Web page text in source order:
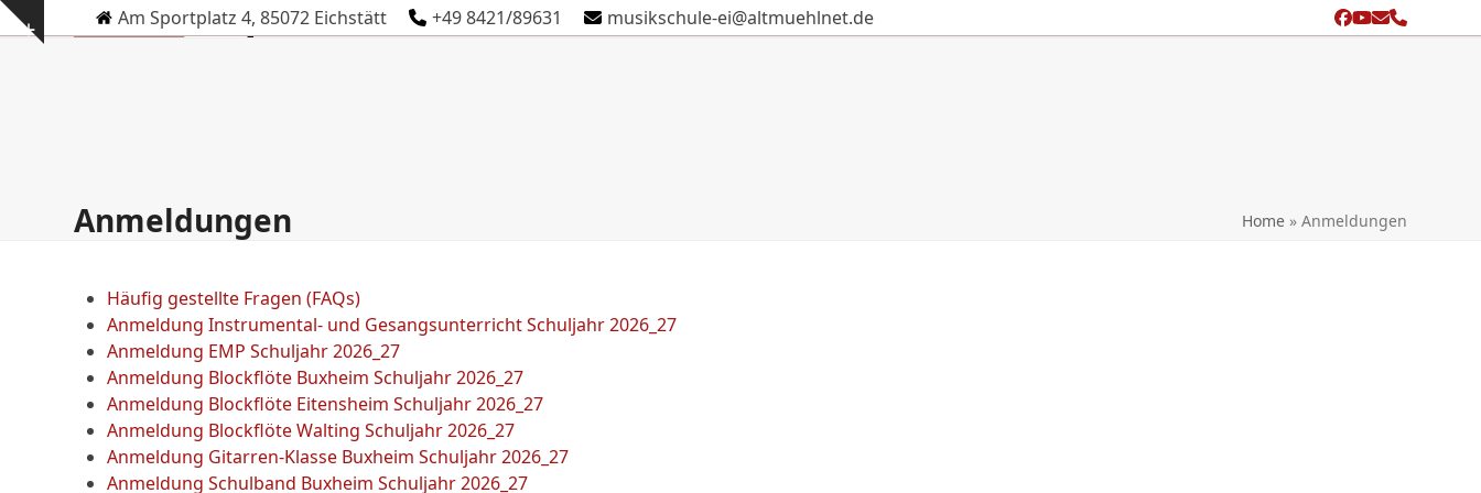
Skip
toShow
Am Sportplatz 4, 85072 Eichstätt +49 8421/89631 musikschule-ei@altmuehlnet.de Facebook
YouTube
EmailPhone
Anmeldungen Home» Anmeldungen
Häufig gestellte Fragen (FAQs)
Anmeldung Instrumental- und Gesangsunterricht Schuljahr 2026_27
Anmeldung EMP Schuljahr 2026_27
Anmeldung Blockflöte Buxheim Schuljahr 2026_27
Anmeldung Blockflöte Eitensheim Schuljahr 2026_27
Anmeldung Blockflöte Walting Schuljahr 2026_27
Anmeldung Gitarren-Klasse Buxheim Schuljahr 2026_27
Anmeldung Schulband Buxheim Schuljahr 2026_27